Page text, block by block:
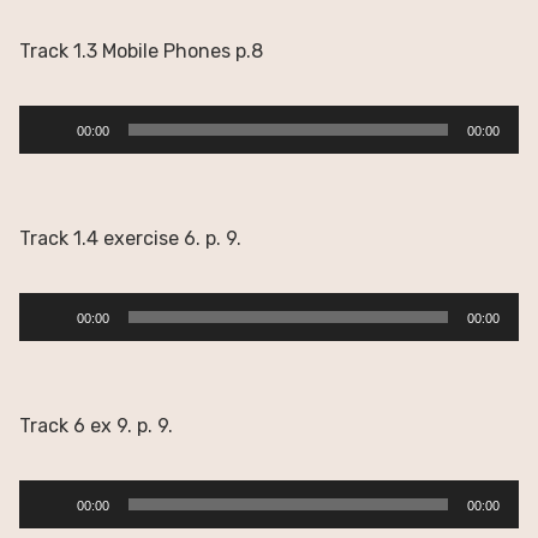
Track 1.3 Mobile Phones p.8
Reproductor
de
00:00 00:00
Track 1.4 exercise 6. p. 9.
Reproductor
de
00:00 00:00
Track 6 ex 9. p. 9.
Reproductor
de
00:00 00:00